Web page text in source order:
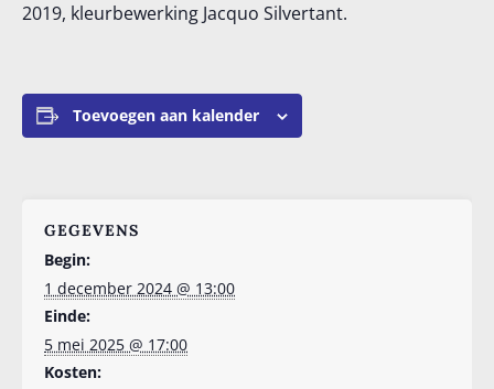
2019, kleurbewerking Jacquo Silvertant.
Toevoegen aan kalender
GEGEVENS
Begin:
1 december 2024 @ 13:00
Einde:
5 mei 2025 @ 17:00
Kosten: